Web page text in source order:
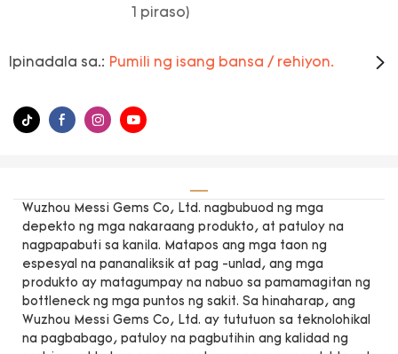
1 piraso)
Ipinadala sa.: Pumili ng isang bansa / rehiyon.
Wuzhou Messi Gems Co, Ltd. nagbubuod ng mga
depekto ng mga nakaraang produkto, at patuloy na
nagpapabuti sa kanila. Matapos ang mga taon ng
espesyal na pananaliksik at pag -unlad, ang mga
produkto ay matagumpay na nabuo sa pamamagitan ng
bottleneck ng mga puntos ng sakit. Sa hinaharap, ang
Wuzhou Messi Gems Co, Ltd. ay tututuon sa teknolohikal
na pagbabago, patuloy na pagbutihin ang kalidad ng